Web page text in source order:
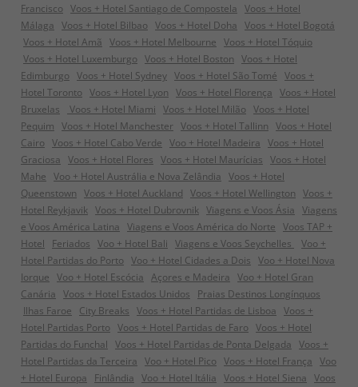
Francisco Voos + Hotel Santiago de Compostela Voos + Hotel
Málaga Voos + Hotel Bilbao Voos + Hotel Doha Voos + Hotel Bogotá
Voos + Hotel Amã Voos + Hotel Melbourne Voos + Hotel Tóquio
Voos + Hotel Luxemburgo Voos + Hotel Boston Voos + Hotel
Edimburgo Voos + Hotel Sydney Voos + Hotel São Tomé Voos +
Hotel Toronto Voos + Hotel Lyon Voos + Hotel Florença Voos + Hotel
Bruxelas
Voos + Hotel Miami Voos + Hotel Milão Voos + Hotel
Pequim Voos + Hotel Manchester Voos + Hotel Tallinn Voos + Hotel
Cairo Voos + Hotel Cabo Verde Voo + Hotel Madeira Voos + Hotel
Graciosa Voos + Hotel Flores Voos + Hotel Maurícias Voos + Hotel
Mahe Voo + Hotel Austrália e Nova Zelândia Voos + Hotel
Queenstown Voos + Hotel Auckland Voos + Hotel Wellington Voos +
Hotel Reykjavik Voos + Hotel Dubrovnik Viagens e Voos Ásia Viagens
e Voos América Latina Viagens e Voos América do Norte Voos TAP +
Hotel
Feriados Voo + Hotel Bali Viagens e Voos Seychelles
Voo +
Hotel Partidas do Porto Voo + Hotel Cidades a Dois Voo + Hotel Nova
Iorque Voo + Hotel Escócia Açores e Madeira Voo + Hotel Gran
Canária Voos + Hotel Estados Unidos
Praias Destinos Longínquos
Ilhas Faroe
City Breaks Voos + Hotel Partidas de Lisboa Voos +
Hotel Partidas Porto Voos + Hotel Partidas de Faro Voos + Hotel
Partidas do Funchal Voos + Hotel Partidas de Ponta Delgada Voos +
Hotel Partidas da Terceira Voo + Hotel Pico Voos + Hotel França Voo
+ Hotel Europa
Finlândia Voo + Hotel Itália Voos + Hotel Siena Voos